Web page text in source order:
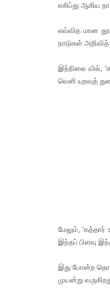
எகிப்து ஆகிய
எவ்வித மான
நாடுகள்
இந்நிலை யில்,
வெளி யுறவுத்
மேலும்,
இந்தப் பிளவு
இது போன்ற
முயன்று